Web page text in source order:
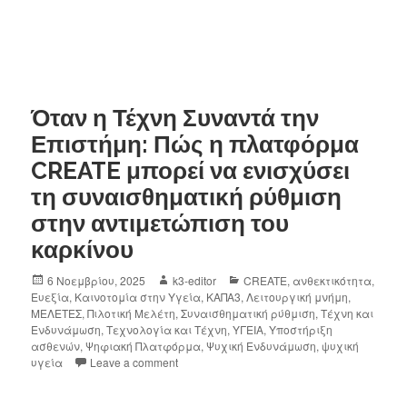
Όταν η Τέχνη Συναντά την
Επιστήμη: Πώς η πλατφόρμα
CREATE μπορεί να ενισχύσει
τη συναισθηματική ρύθμιση
στην αντιμετώπιση του
καρκίνου
6 Νοεμβρίου, 2025 k3-editor CREATE, ανθεκτικότητα,
Ευεξία, Καινοτομία στην Υγεία, ΚΑΠΑ3,Λειτουργική μνήμη,
ΜΕΛΕΤΕΣ,Πιλοτική Μελέτη,Συναισθηματική ρύθμιση,Τέχνη και
Ενδυνάμωση,Τεχνολογία και Τέχνη,ΥΓΕΙΑ,Υποστήριξη
ασθενών,Ψηφιακή Πλατφόρμα,Ψυχική Ενδυνάμωση,ψυχική
υγεία
Leave a comment